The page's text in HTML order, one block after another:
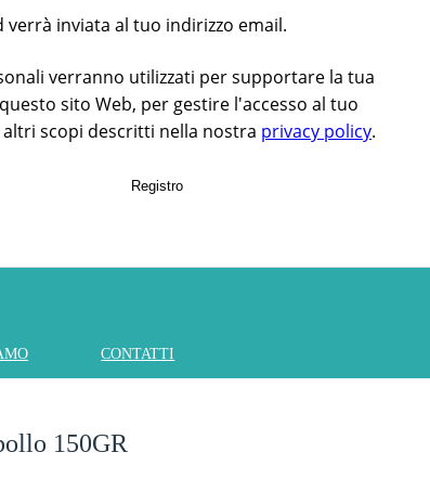
verrà inviata al tuo indirizzo email.
verranno utilizzati per supportare la tua
sito Web, per gestire l'accesso al tuo
scopi descritti nella nostra privacy policy.
Registro
CONTATTI
150GR